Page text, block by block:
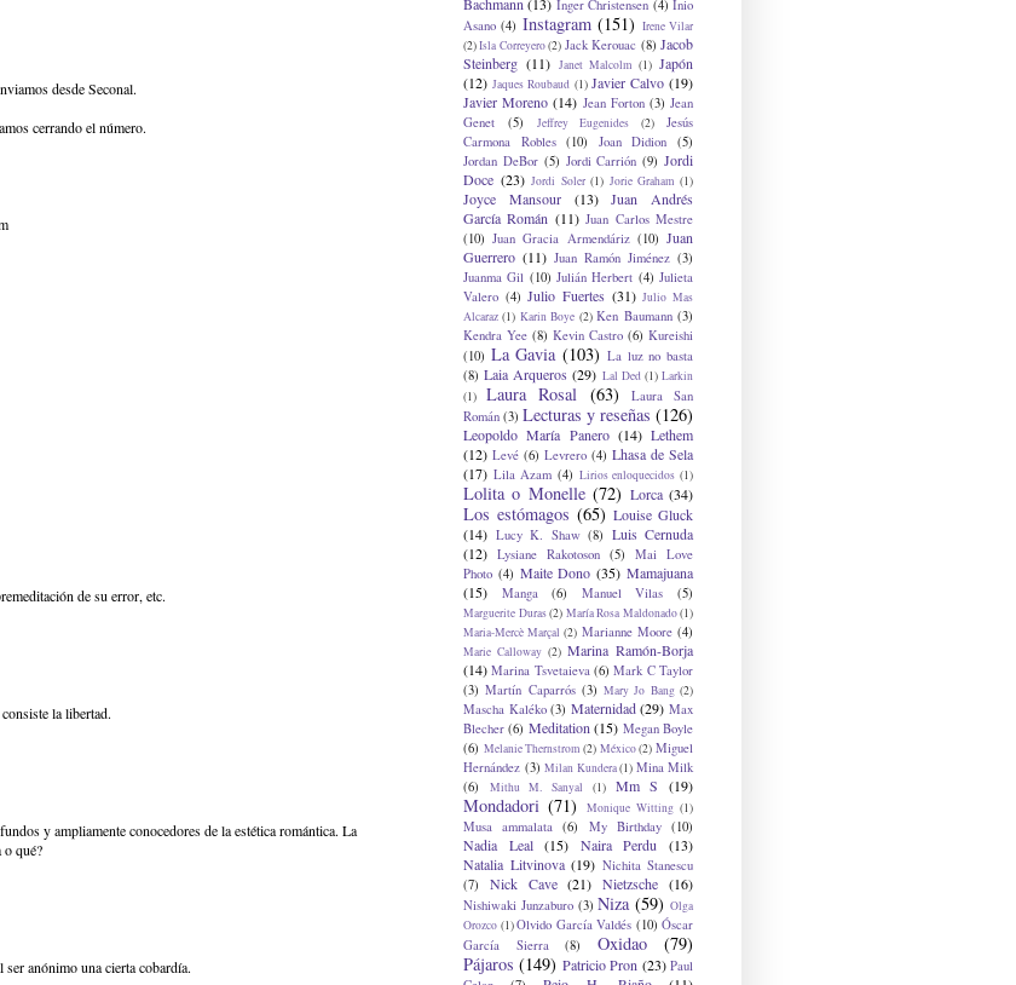
desde Seconal.
cerrando el número.
de su error, etc.
la libertad.
y ampliamente conocedores de la estética romántica. La
o qué?
anónimo una cierta cobardía.
Inger Christensen (4) Inio
Asano (4) Instagram (151) Irene Vilar
(2)Isla Correyero(2) Jack Kerouac (8) Jacob
Steinberg (11) Janet Malcolm (1) Japón
(12) Jaques Roubaud (1) Javier Calvo (19)
Javier Moreno (14) Jean Forton (3) Jean
Genet
(5) Jeffrey Eugenides (2)
Jesús
Carmona Robles
(10) Joan Didion
(5)
Jordan DeBor (5) Jordi Carrión (9) Jordi
Doce (23) Jordi Soler (1) Jorie Graham (1)
Joyce Mansour (13)
Juan Andrés
García Román (11) Juan Carlos Mestre
(10) Juan Gracia Armendáriz (10) Juan
Guerrero (11) Juan Ramón Jiménez (3)
Juanma Gil (10) Julián Herbert (4) Julieta
Valero (4) Julio Fuertes (31) Julio Mas
Alcaraz (1) Karin Boye (2) Ken Baumann (3)
Kendra Yee (8) Kevin Castro (6) Kureishi
(10) La Gavia (103) La luz no basta
(8) Laia Arqueros (29) Lal Ded (1) Larkin
(1)
Laura Rosal (63)
Laura San
Román (3) Lecturas y reseñas (126)
Leopoldo María Panero (14) Lethem
(12) Levé (6) Levrero (4) Lhasa de Sela
(17) Lila Azam (4) Lirios enloquecidos (1)
Lolita o Monelle (72) Lorca (34)
Los estómagos (65) Louise Gluck
(14) Lucy K. Shaw (8) Luis Cernuda
(12) Lysiane Rakotoson (5)
Mai Love
Photo (4) Maite Dono (35) Mamajuana
(15)
Manga (6) Manuel Vilas (5)
Marguerite Duras(2) María Rosa Maldonado(1)
Maria-Mercè Marçal (2) Marianne Moore (4)
Marie Calloway (2) Marina Ramón-Borja
(14) Marina Tsvetaieva (6) Mark C Taylor
(3) Martín Caparrós (3) Mary Jo Bang (2)
Mascha Kaléko (3) Maternidad (29) Max
Blecher (6) Meditation (15) Megan Boyle
(6) Melanie Thernstrom (2) México (2) Miguel
Hernández (3) Milan Kundera(1) Mina Milk
(6)
Mithu M. Sanyal (1) Mm S (19)
Mondadori (71) Monique Witting (1)
Musa ammalata (6) My Birthday (10)
Nadia Leal (15) Naira Perdu
(13)
Natalia Litvinova (19) Nichita Stanescu
(7)
Nick Cave (21) Nietzsche (16)
Nishiwaki Junzaburo (3) Niza (59) Olga
Orozco (1)Olvido García Valdés (10) Óscar
García Sierra
(8) Oxidao
(79)
Pájaros (149) Patricio Pron (23) Paul